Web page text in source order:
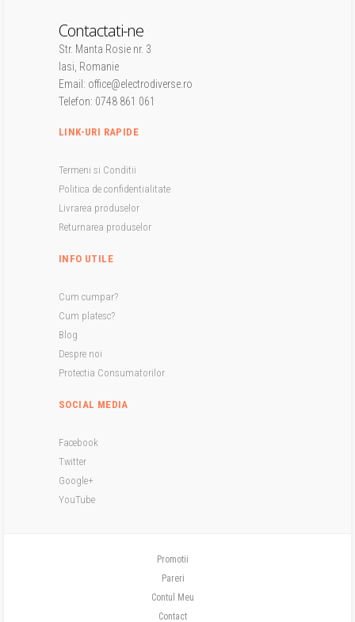
Contactati-ne
Str. Manta Rosie nr. 3
Iasi, Romanie
Email: office@electrodiverse.ro
Telefon: 0748 861 061
LINK-URI RAPIDE
Termeni si Conditii
Politica de confidentialitate
Livrarea produselor
Returnarea produselor
INFO UTILE
Cum cumpar?
Cum platesc?
Blog
Despre noi
Protectia Consumatorilor
SOCIAL MEDIA
Facebook
Twitter
Google+
YouTube
Promotii
Pareri
Contul Meu
Contact